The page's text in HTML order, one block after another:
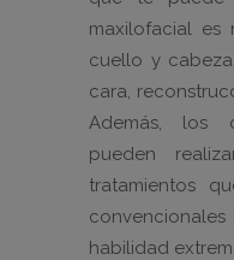
maxilofacial es
cuello y
cara,
Además, los
pueden
tratamientos
convencionales
habilidad